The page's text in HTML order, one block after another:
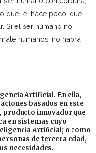
que leí hace poco, que
Si el ser humano no
humanos, no habrá
Artificial. En ella,
basados en este
producto innovador que
en sistemas cuyo
Artificial; o como
de tercera edad,
necesidades.